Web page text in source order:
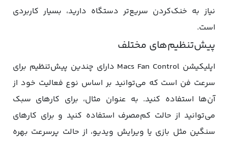
نیاز به خنک‌کردن سریع‌تر دستگاه دارید، بسیار کاربردی
است.
پیش‌تنظیم‌های مختلف
اپلیکیشن Macs Fan Control دارای چندین پیش‌تنظیم برای
سرعت فن است که می‌توانید بر اساس نوع فعالیت خود از
آن‌ها استفاده کنید. به عنوان مثال، برای کارهای سبک
می‌توانید از حالت کم‌مصرف استفاده کنید و برای کارهای
سنگین مثل بازی یا ویرایش ویدیو، از حالت پرسرعت بهره